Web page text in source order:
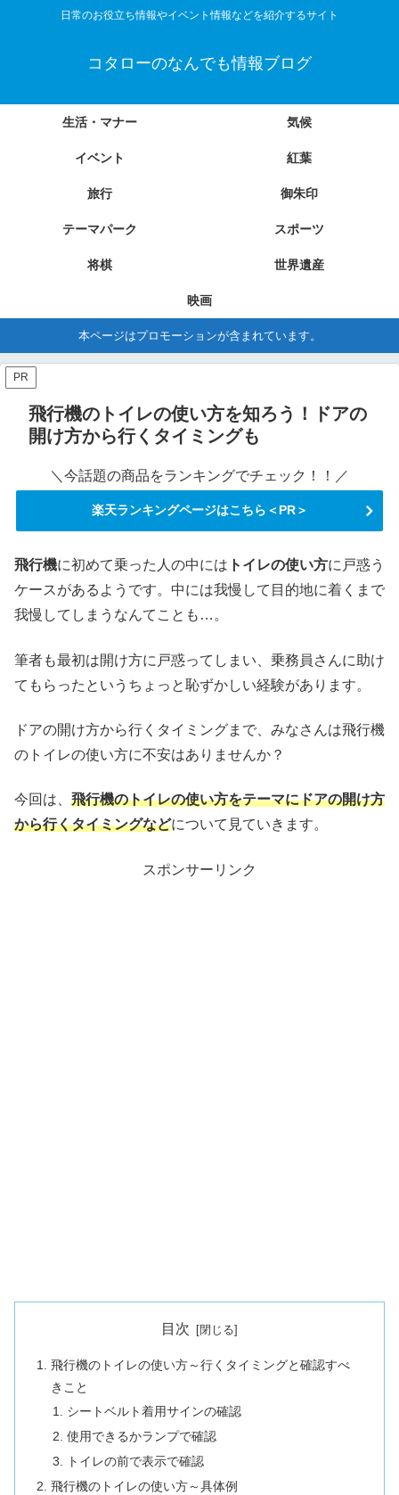
日常のお役立ち情報やイベント情報などを紹介するサイト
コタローのなんでも情報ブログ
生活・マナー 気候
イベント 紅葉
旅行 御朱印
テーマパーク スポーツ
将棋 世界遺産
映画
本ページはプロモーションが含まれています。
PR
飛行機のトイレの使い方を知ろう！ドアの
開け方から行くタイミングも
＼今話題の商品をランキングでチェック！！／
楽天ランキングページはこちら＜PR＞
飛行機に初めて乗った人の中には トイレの使い方に戸惑う
ケースがあるようです。中には我慢して目的地に着くまで
我慢してしまうなんてことも…。
筆者も最初は開け方に戸惑ってしまい、乗務員さんに助け
てもらったというちょっと恥ずかしい経験があります。
ドアの開け方から行くタイミングまで、みなさんは飛行機
のトイレの使い方に不安はありませんか？
今回は、 飛行機のトイレの使い方をテーマにドアの開け方
から行くタイミングなどについて見ていきます。
スポンサーリンク
目次
飛行機のトイレの使い方～行くタイミングと確認すべ
きこと
シートベルト着用サインの確認
使用できるかランプで確認
トイレの前で表示で確認
飛行機のトイレの使い方～具体例